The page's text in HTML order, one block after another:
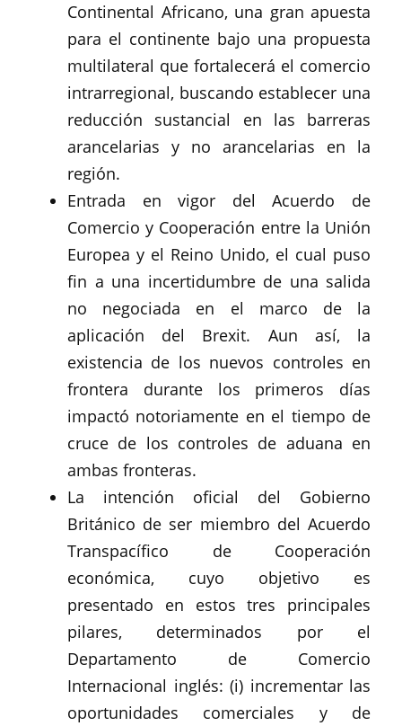
Continental Africano, una gran apuesta
para el continente bajo una propuesta
multilateral que fortalecerá el comercio
intrarregional, buscando establecer una
reducción sustancial en las barreras
arancelarias y no arancelarias en la
región.
Entrada en vigor del Acuerdo de
Comercio y Cooperación entre la Unión
Europea y el Reino Unido, el cual puso
fin a una incertidumbre de una salida
no negociada en el marco de la
aplicación del Brexit. Aun así, la
existencia de los nuevos controles en
frontera durante los primeros días
impactó notoriamente en el tiempo de
cruce de los controles de aduana en
ambas fronteras.
La intención oficial del Gobierno
Británico de ser miembro del Acuerdo
Transpacífico de Cooperación
económica, cuyo objetivo es
presentado en estos tres principales
pilares, determinados por el
Departamento de Comercio
Internacional inglés: (i) incrementar las
oportunidades comerciales y de